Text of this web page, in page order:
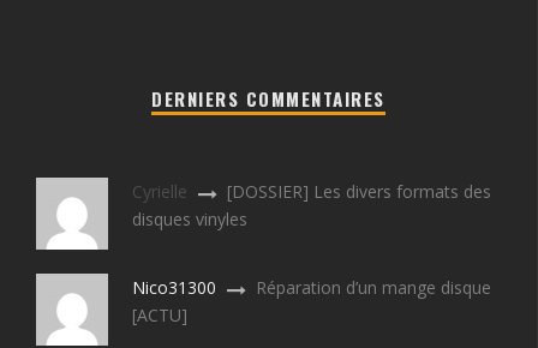
DERNIERS COMMENTAIRES
Cyrielle
[DOSSIER] Les divers formats des
disques vinyles
Nico31300
Réparation d’un mange disque
[ACTU]